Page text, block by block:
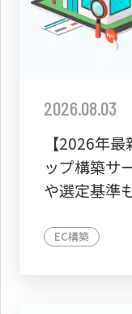
2026.08.03
【2026年
ップ構築サ
や選定基準
EC構築